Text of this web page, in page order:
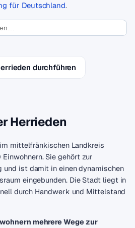
für Deutschland.
durchführen
Herrieden
mittelfränkischen Landkreis
Sie gehört zur
und ist damit in einen dynamischen
eingebunden. Die Stadt liegt in
durch Handwerk und Mittelstand
mehrere Wege zur